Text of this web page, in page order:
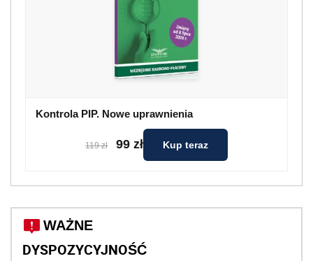
Kontrola PIP. Nowe uprawnienia
119 zł 99 zł Kup teraz
WAŻNE
DYSPOZYCYJNOŚĆ